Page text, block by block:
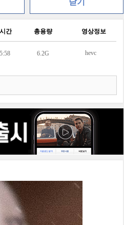
닫기
간 총용량 영상정보
6.2G hevc